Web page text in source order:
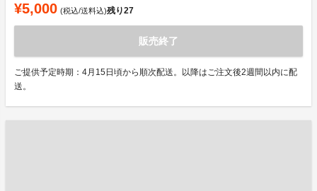
¥5,000 (税込/送料込)残り27
販売終了
ご提供予定時期：4月15日頃から順次配送。以降はご注文後2週間以内に配
送。